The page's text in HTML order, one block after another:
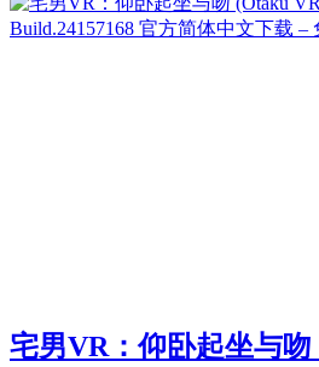
宅男VR：仰卧起坐与